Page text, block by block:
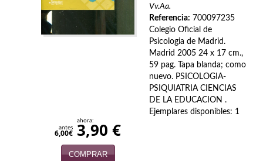
Vv.Aa.
Referencia: 700097235
Colegio Oficial de
Psicologia de Madrid.
Madrid 2005 24 x 17 cm.,
59 pag. Tapa blanda; como
nuevo. PSICOLOGIA-
PSIQUIATRIA CIENCIAS
DE LA EDUCACION .
Ejemplares disponibles: 1
antes
6,00€
ahora:
3,90 €
COMPRAR